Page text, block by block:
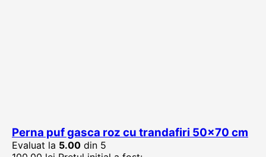
Perna puf gasca roz cu trandafiri 50×70 cm
Evaluat la 5.00 din 5